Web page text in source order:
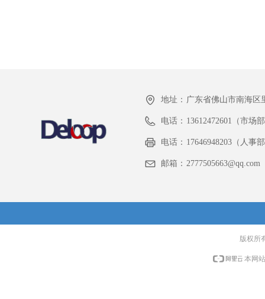
地址： 广东省佛山市南海区
电话： 13612472601（市场
电话： 17646948203（人事
邮箱： 2777505663@qq.com
版权所
本网